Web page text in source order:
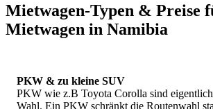
Mietwagen und Camper
Mietwagen und Camper sind meist gut
Aktuelles Sonderangebot -
Toyota Hilux Allrad mit europäischer
Mietwagen-Typen & Preise
Mietwagen in Namibia
PKW & zu kleine SUV
PKW wie z.B Toyota Corolla sind
Wahl. Ein PKW schränkt die Routenwahl